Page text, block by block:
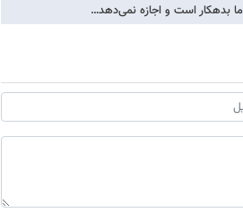
بدهکار است و اجازه نمی‌دهد…